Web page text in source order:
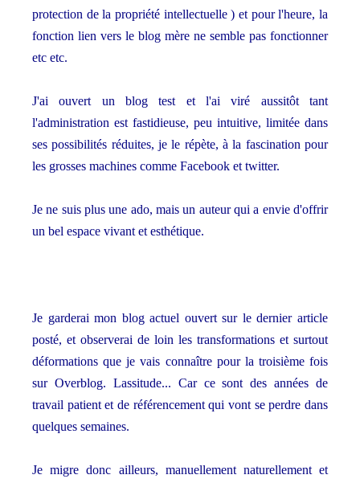
protection de la propriété intellectuelle ) et pour l'heure, la
fonction lien vers le blog mère ne semble pas fonctionner
etc etc.
J'ai ouvert un blog test et l'ai viré aussitôt tant
l'administration est fastidieuse, peu intuitive, limitée dans
ses possibilités réduites, je le répète, à la fascination pour
les grosses machines comme Facebook et twitter.
Je ne suis plus une ado, mais un auteur qui a envie d'offrir
un bel espace vivant et esthétique.
Je garderai mon blog actuel ouvert sur le dernier article
posté, et observerai de loin les transformations et surtout
déformations que je vais connaître pour la troisième fois
sur Overblog. Lassitude... Car ce sont des années de
travail patient et de référencement qui vont se perdre dans
quelques semaines.
Je migre donc ailleurs, manuellement naturellement et